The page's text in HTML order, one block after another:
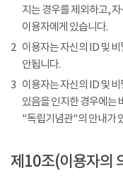
지는 경우를 제외하고,
이용자에게 있습니다.
2 이용자는 자신의 ID 및
안됩니다.
3 이용자는 자신의 ID 및
있음을 인지한 경우에는
"독립기념관"의 안내가
제10조(이용자의